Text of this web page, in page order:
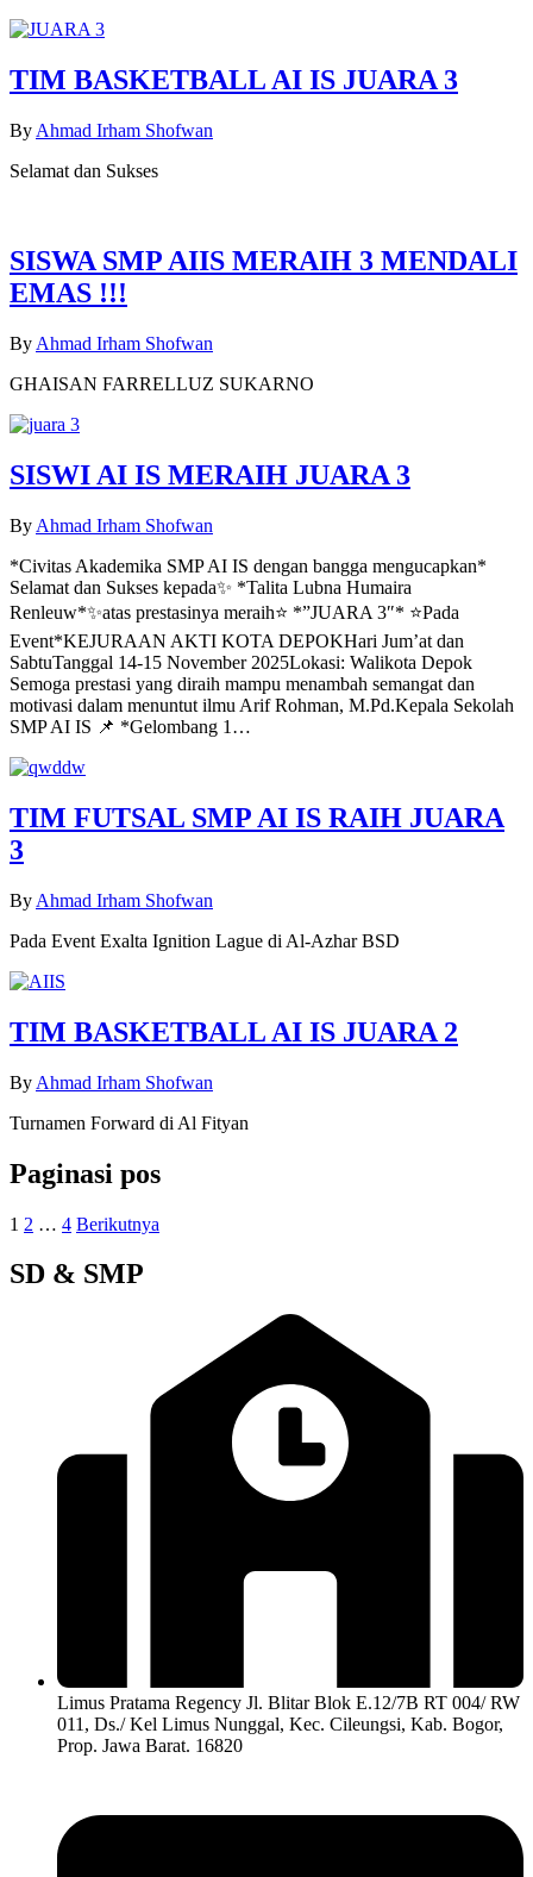
TIM BASKETBALL AI IS JUARA 3
By Ahmad Irham Shofwan
Selamat dan Sukses
SISWA SMP AIIS MERAIH 3 MENDALI
EMAS !!!
By Ahmad Irham Shofwan
GHAISAN FARRELLUZ SUKARNO
SISWI AI IS MERAIH JUARA 3
By Ahmad Irham Shofwan
*Civitas Akademika SMP AI IS dengan bangga mengucapkan*
Selamat dan Sukses kepada✨ *Talita Lubna Humaira
Renleuw*✨atas prestasinya meraih⭐ *”JUARA 3″* ⭐Pada
Event*KEJURAAN AKTI KOTA DEPOKHari Jum’at dan
SabtuTanggal 14-15 November 2025Lokasi: Walikota Depok
Semoga prestasi yang diraih mampu menambah semangat dan
motivasi dalam menuntut ilmu Arif Rohman, M.Pd.Kepala Sekolah
SMP AI IS 📌 *Gelombang 1…
TIM FUTSAL SMP AI IS RAIH JUARA
3
By Ahmad Irham Shofwan
Pada Event Exalta Ignition Lague di Al-Azhar BSD
TIM BASKETBALL AI IS JUARA 2
By Ahmad Irham Shofwan
Turnamen Forward di Al Fityan
Paginasi pos
1 2 … 4 Berikutnya
SD & SMP
Limus Pratama Regency Jl. Blitar Blok E.12/7B RT 004/ RW
011, Ds./ Kel Limus Nunggal, Kec. Cileungsi, Kab. Bogor,
Prop. Jawa Barat. 16820